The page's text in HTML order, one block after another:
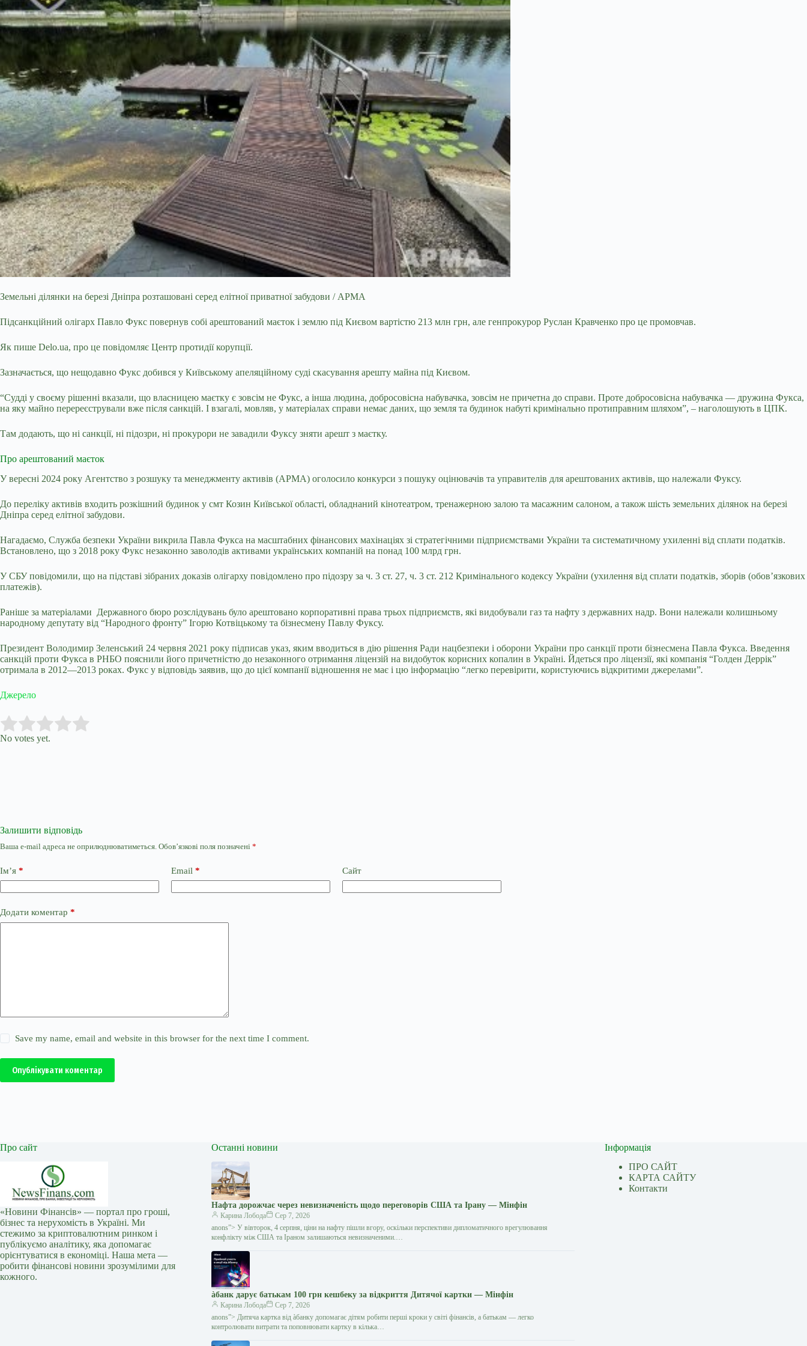
Земельні ділянки на березі Дніпра розташовані серед елітної приватної забудови / АРМА
Підсанкційний олігарх Павло Фукс повернув собі арештований маєток і землю під Києвом вартістю 213 млн грн, але генпрокурор Руслан Кравченко про це промовчав.
Як пише Delo.ua, про це повідомляє Центр протидії корупції.
Зазначається, що нещодавно Фукс добився у Київському апеляційному суді скасування арешту майна під Києвом.
“Судді у своєму рішенні вказали, що власницею маєтку є зовсім не Фукс, а інша людина, добросовісна набувачка, зовсім не причетна до справи. Проте добросовісна набувачка — дружина Фукса,
на яку майно перереєстрували вже після санкцій. І взагалі, мовляв, у матеріалах справи немає даних, що земля та будинок набуті кримінально протиправним шляхом”, – наголошують в ЦПК.
Там додають, що ні санкції, ні підозри, ні прокурори не завадили Фуксу зняти арешт з маєтку.
Про арештований маєток
У вересні 2024 року Агентство з розшуку та менеджменту активів (АРМА) оголосило конкурси з пошуку оцінювачів та управителів для арештованих активів, що належали Фуксу.
До переліку активів входить розкішний будинок у смт Козин Київської області, обладнаний кінотеатром, тренажерною залою та масажним салоном, а також шість земельних ділянок на березі
Дніпра серед елітної забудови.
Нагадаємо, Служба безпеки України викрила Павла Фукса на масштабних фінансових махінаціях зі стратегічними підприємствами України та систематичному ухиленні від сплати податків.
Встановлено, що з 2018 року Фукс незаконно заволодів активами українських компаній на понад 100 млрд грн.
У СБУ повідомили, що на підставі зібраних доказів олігарху повідомлено про підозру за ч. 3 ст. 27, ч. 3 ст. 212 Кримінального кодексу України (ухилення від сплати податків, зборів (обов’язкових
платежів).
Раніше за матеріалами Державного бюро розслідувань було арештовано корпоративні права трьох підприємств, які видобували газ та нафту з державних надр. Вони належали колишньому
народному депутату від “Народного фронту” Ігорю Котвіцькому та бізнесмену Павлу Фуксу.
Президент Володимир Зеленський 24 червня 2021 року підписав указ, яким вводиться в дію рішення Ради нацбезпеки і оборони України про санкції проти бізнесмена Павла Фукса. Введення
санкцій проти Фукса в РНБО пояснили його причетністю до незаконного отримання ліцензій на видобуток корисних копалин в Україні. Йдеться про ліцензії, які компанія “Голден Деррік”
отримала в 2012—2013 роках. Фукс у відповідь заявив, що до цієї компанії відношення не має і цю інформацію “легко перевірити, користуючись відкритими джерелами”.
Джерело
Rate this item:
No votes yet.
Залишити відповідь
Ваша e-mail адреса не оприлюднюватиметься. Обов’язкові поля позначені *
Ім’я * Email * Сайт
Додати коментар *
Save my name, email and website in this browser for the next time I comment.
Опублікувати коментар
Про сайт
«Новини Фінансів» — портал про гроші,
бізнес та нерухомість в Україні. Ми
стежимо за криптовалютним ринком і
публікуємо аналітику, яка допомагає
орієнтуватися в економіці. Наша мета —
робити фінансові новини зрозумілими для
кожного.
Останні новини
Нафта дорожчає через невизначеність щодо переговорів США та Ірану — Мінфін
Карина Лобода
Сер 7, 2026
anons”> У вівторок, 4 серпня, ціни на нафту пішли вгору, оскільки перспективи дипломатичного врегулювання
конфлікту між США та Іраном залишаються невизначеними.…
àбанк дарує батькам 100 грн кешбеку за відкриття Дитячої картки — Мінфін
Карина Лобода
Сер 7, 2026
anons”> Дитяча картка від àбанку допомагає дітям робити перші кроки у світі фінансів, а батькам — легко
контролювати витрати та поповнювати картку в кілька…
Інформація
ПРО САЙТ
КАРТА САЙТУ
Контакти